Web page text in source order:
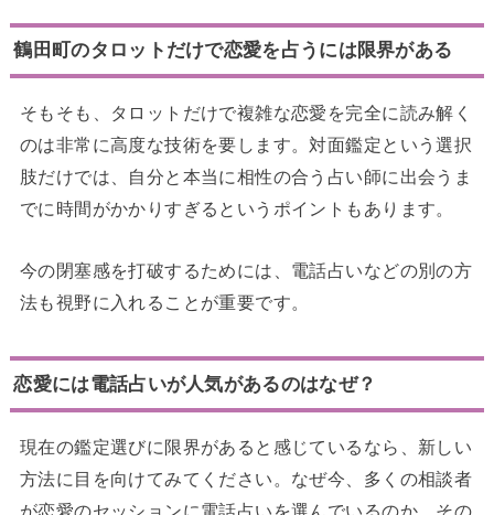
鶴田町のタロットだけで恋愛を占うには限界がある
そもそも、タロットだけで複雑な恋愛を完全に読み解く
のは非常に高度な技術を要します。対面鑑定という選択
肢だけでは、自分と本当に相性の合う占い師に出会うま
でに時間がかかりすぎるというポイントもあります。
今の閉塞感を打破するためには、電話占いなどの別の方
法も視野に入れることが重要です。
恋愛には電話占いが人気があるのはなぜ？
現在の鑑定選びに限界があると感じているなら、新しい
方法に目を向けてみてください。なぜ今、多くの相談者
が恋愛のセッションに電話占いを選んでいるのか、その